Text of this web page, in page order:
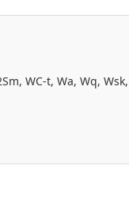
WC-t, Wa, Wq,